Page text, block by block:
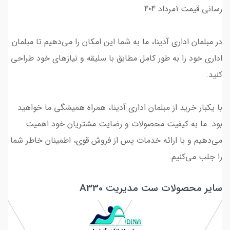
رسانی قیمت 1مرداد 404
در مبلمان اداری آدینا، ما به شما این امکان را می‌دهیم تا مبلمان
اداری خود را به طور کامل مطابق با سلیقه و نیازهای خود طراحی
کنید.
با یکبار خرید از مبلمان اداری آدینا، همراه همیشگی ما خواهید
بود. ما به کیفیت محصولات و رضایت مشتریان خود اهمیت
می‌دهیم و با ارائه خدمات پس از فروش قوی، اطمینان خاطر شما
را جلب می‌کنیم.
سایر محصولات ست‌ مدیریت A330